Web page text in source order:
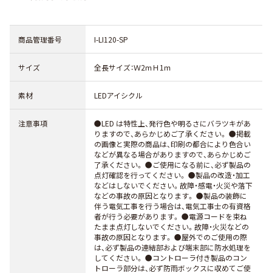
商品管理番号 I-LI120-SP
サイズ 全長サイズ：Ｗ2ｍＨ1ｍ
素材 LEDアイシクル
注意事項
●LED は特性上、発行色や明るさにバラツキがあ
りますので、あらかじめご了承ください。 ●掲載
の画像と実際の商品は、印刷の都合により色合い
などが異なる場合がありますので、あらかじめご
了承ください。 ●ご使用になる前に、必ず製品の
点灯確認を行ってください。 ●製品の改造・加工
などはしないでください。故障・感電・火災や落下
などの事故の原因となります。 ●製品の装飾に
伴う電気工事を行う場合は、電気工事士の有資格
者が行う必要があります。 ●電源コードを束ね
たまま点灯しないでください。故障・火災などの
事故の原因となります。 ●屋外でのご使用の際
は、必ず製品の連結部および端末部に防水処理を
してください。 ●コントローラ付き製品のコン
トローラ部分は、必ず防雨ボックスに収めてご使